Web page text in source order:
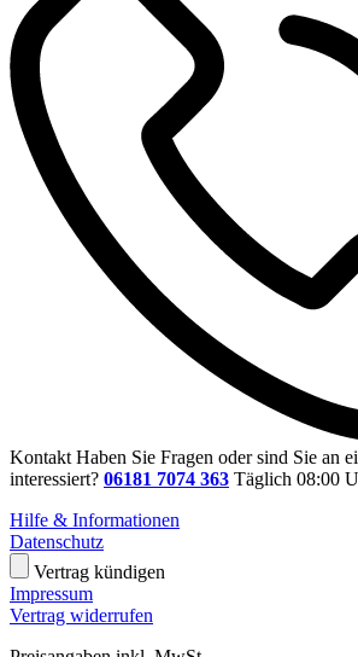
Kontakt Haben Sie Fragen oder sind Sie an
interessiert? 06181 7074 363 Täglich 08:00
Hilfe & Informationen
Datenschutz
Vertrag kündigen
Impressum
Vertrag widerrufen